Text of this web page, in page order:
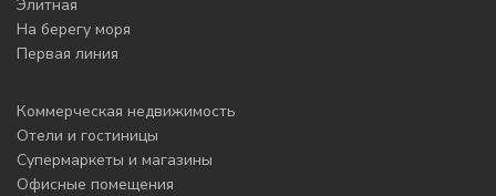
Элитная
На берегу моря
Первая линия
Коммерческая недвижимость
Отели и гостиницы
Супермаркеты и магазины
Офисные помещения